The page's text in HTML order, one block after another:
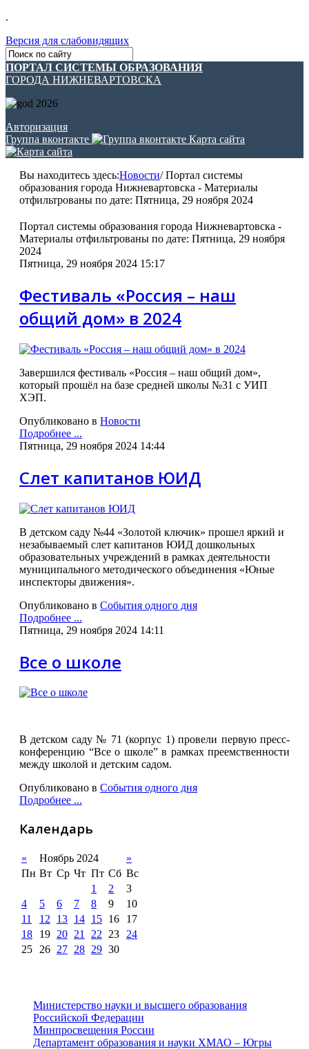
.
Версия для слабовидящих
ПОРТАЛ СИСТЕМЫ ОБРАЗОВАНИЯ
ГОРОДА НИЖНЕВАРТОВСКА
Авторизация
Группа вконтакте
Карта сайта
Вы находитесь здесь:Новости/Портал системы
образования города Нижневартовска - Материалы
отфильтрованы по дате: Пятница, 29 ноября 2024
Портал системы образования города Нижневартовска -
Материалы отфильтрованы по дате: Пятница, 29 ноября
2024
Пятница, 29 ноября 2024 15:17
Фестиваль «Россия – наш
общий дом» в 2024
Завершился фестиваль «Россия – наш общий дом»,
который прошёл на базе средней школы №31 с УИП
ХЭП.
Опубликовано в Новости
Подробнее ...
Пятница, 29 ноября 2024 14:44
Слет капитанов ЮИД
В детском саду №44 «Золотой ключик» прошел яркий и
незабываемый слет капитанов ЮИД дошкольных
образовательных учреждений в рамках деятельности
муниципального методического объединения «Юные
инспекторы движения».
Опубликовано в События одного дня
Подробнее ...
Пятница, 29 ноября 2024 14:11
Все о школе
В детском саду № 71 (корпус 1) провели первую пресс-
конференцию “Все о школе” в рамках преемственности
между школой и детским садом.
Опубликовано в События одного дня
Подробнее ...
Календарь
« Ноябрь 2024
»
Пн Вт Ср Чт Пт Сб Вс
1
2
3
4
5 6 7 8 9
10
11
12 13 14 15 16
17
18
19 20 21 22 23
24
25
26 27 28 29 30
Министерство науки и высшего образования
Российской Федерации
Минпросвещения России
Департамент образования и науки ХМАО – Югры